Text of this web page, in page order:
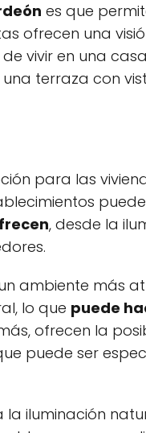
es que
ofrecen una
vivir en una
terraza con
para las
, desde la
ambiente más
lo que puede
ofrecen la
puede ser
la iluminación